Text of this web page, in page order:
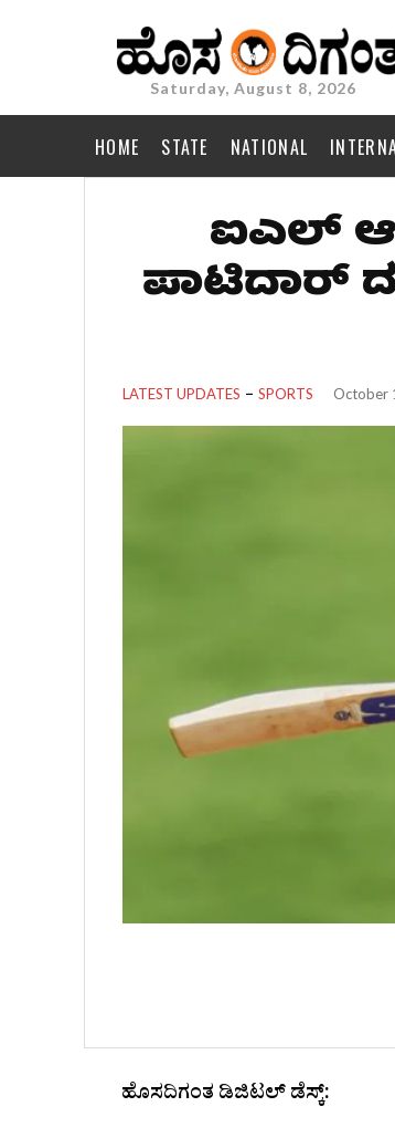
Saturday, August 8, 2026
HOME STATE NATIONAL
ಐಪಿಎಲ್
ಪಾಟಿದಾರ್
LATEST UPDATES SPORTS October
ಹೊಸದಿಗಂತ ಡಿಜಿಟಲ್ ಡೆಸ್ಕ್: